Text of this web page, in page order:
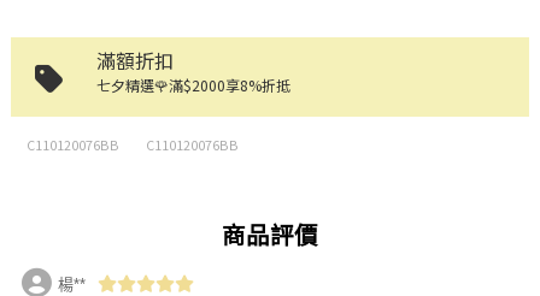
滿額折扣
七夕精選🌹滿$2000享8%折抵
C110120076BB C110120076BB
商品評價
楊**